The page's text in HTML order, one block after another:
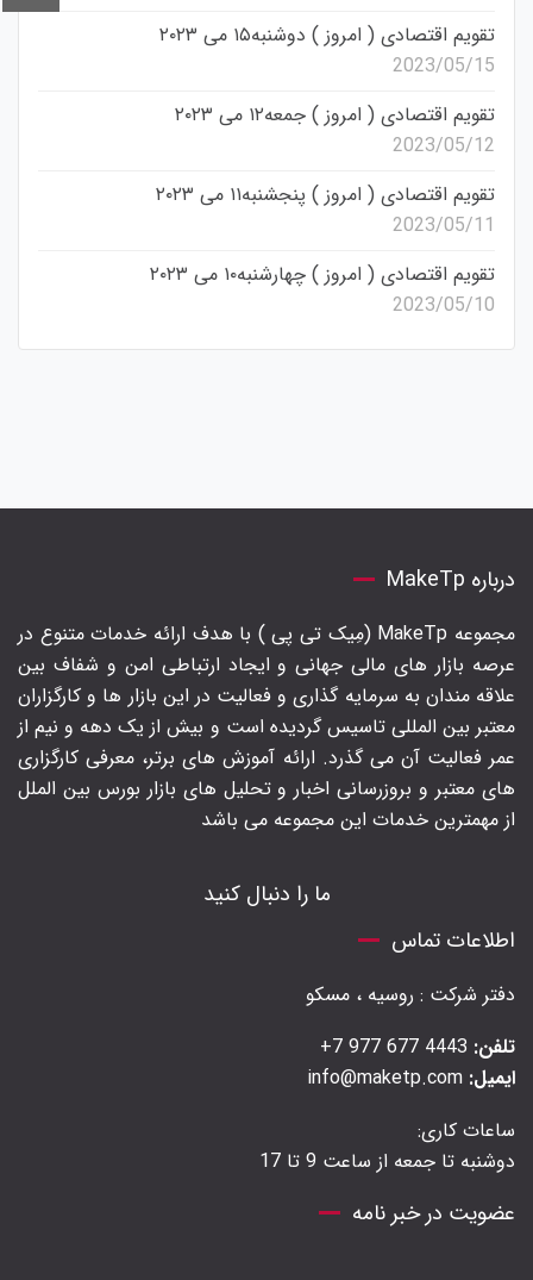
تقویم اقتصادی ( امروز ) دوشنبه۱۵ می ۲۰۲۳
2023/05/15
تقویم اقتصادی ( امروز ) جمعه۱۲ می ۲۰۲۳
2023/05/12
تقویم اقتصادی ( امروز ) پنجشنبه۱۱ می ۲۰۲۳
2023/05/11
تقویم اقتصادی ( امروز ) چهارشنبه۱۰ می ۲۰۲۳
2023/05/10
درباره MakeTp
مجموعه MakeTp (مِیک تی پی ) با هدف ارائه خدمات متنوع در
عرصه بازار های مالی جهانی و ایجاد ارتباطی امن و شفاف بین
علاقه مندان به سرمایه گذاری و فعالیت در این بازار ها و کارگزاران
معتبر بین المللی تاسیس گردیده است و بیش از یک دهه و نیم از
عمر فعالیت آن می گذرد. ارائه آموزش های برتر‍، معرفی کارگزاری
های معتبر و بروزرسانی اخبار و تحلیل های بازار بورس بین الملل
از مهمترین خدمات این مجموعه می باشد
ما را دنبال کنید
اطلاعات تماس
دفتر شرکت : روسیه ، مسکو
تلفن:
ایمیل:
ساعات کاری:
دوشنبه تا جمعه از ساعت 9 تا 17
عضویت در خبر نامه